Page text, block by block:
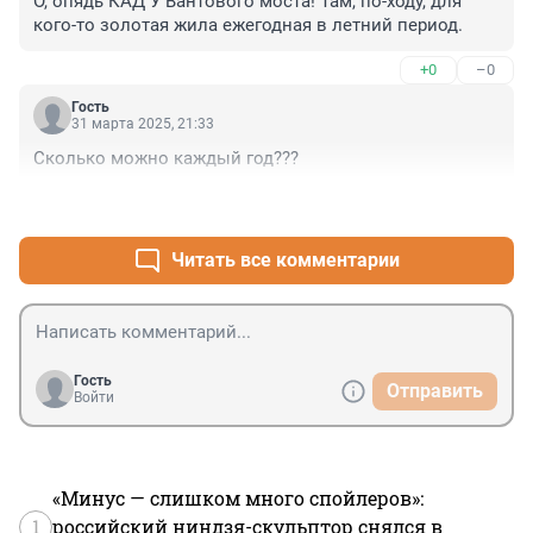
кого-то золотая жила ежегодная в летний период.
+0 –0
Гость
31 марта 2025, 21:33
Сколько можно каждый год???
Читать все комментарии
Гость
Войти
Отправить
1
«Минус — слишком много спойлеров»:
российский ниндзя-скульптор снялся в